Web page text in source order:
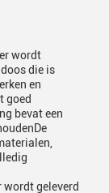
wordt
die is
en
goed
bevat een
wordt geleverd